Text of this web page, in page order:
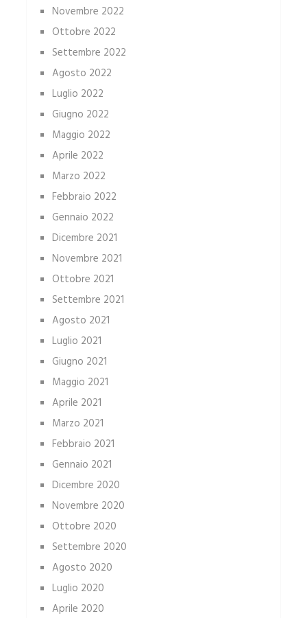
Novembre 2022
Ottobre 2022
Settembre 2022
Agosto 2022
Luglio 2022
Giugno 2022
Maggio 2022
Aprile 2022
Marzo 2022
Febbraio 2022
Gennaio 2022
Dicembre 2021
Novembre 2021
Ottobre 2021
Settembre 2021
Agosto 2021
Luglio 2021
Giugno 2021
Maggio 2021
Aprile 2021
Marzo 2021
Febbraio 2021
Gennaio 2021
Dicembre 2020
Novembre 2020
Ottobre 2020
Settembre 2020
Agosto 2020
Luglio 2020
Aprile 2020